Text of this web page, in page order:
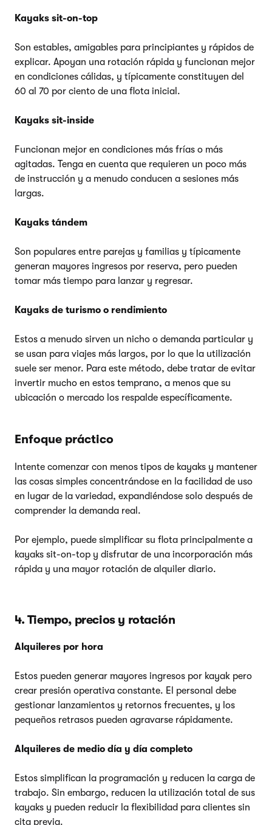
Kayaks sit-on-top
Son estables, amigables para principiantes y rápidos de
explicar. Apoyan una rotación rápida y funcionan mejor
en condiciones cálidas, y típicamente constituyen del
60 al 70 por ciento de una flota inicial.
Kayaks sit-inside
Funcionan mejor en condiciones más frías o más
agitadas. Tenga en cuenta que requieren un poco más
de instrucción y a menudo conducen a sesiones más
largas.
Kayaks tándem
Son populares entre parejas y familias y típicamente
generan mayores ingresos por reserva, pero pueden
tomar más tiempo para lanzar y regresar.
Kayaks de turismo o rendimiento
Estos a menudo sirven un nicho o demanda particular y
se usan para viajes más largos, por lo que la utilización
suele ser menor. Para este método, debe tratar de evitar
invertir mucho en estos temprano, a menos que su
ubicación o mercado los respalde específicamente.
Enfoque práctico
Intente comenzar con menos tipos de kayaks y mantener
las cosas simples concentrándose en la facilidad de uso
en lugar de la variedad, expandiéndose solo después de
comprender la demanda real.
Por ejemplo, puede simplificar su flota principalmente a
kayaks sit-on-top y disfrutar de una incorporación más
rápida y una mayor rotación de alquiler diario.
4. Tiempo, precios y rotación
Alquileres por hora
Estos pueden generar mayores ingresos por kayak pero
crear presión operativa constante. El personal debe
gestionar lanzamientos y retornos frecuentes, y los
pequeños retrasos pueden agravarse rápidamente.
Alquileres de medio día y día completo
Estos simplifican la programación y reducen la carga de
trabajo. Sin embargo, reducen la utilización total de sus
kayaks y pueden reducir la flexibilidad para clientes sin
cita previa.